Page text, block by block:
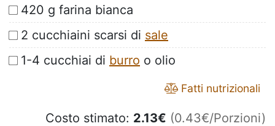
420 g farina bianca
2 cucchiaini scarsi di sale
1-4 cucchiai di burro o olio
Fatti nutrizionali
Costo stimato: 2.13€ (0.43€/Porzioni)